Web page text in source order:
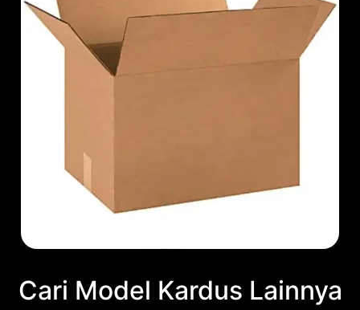
Cari Model Kardus Lainnya